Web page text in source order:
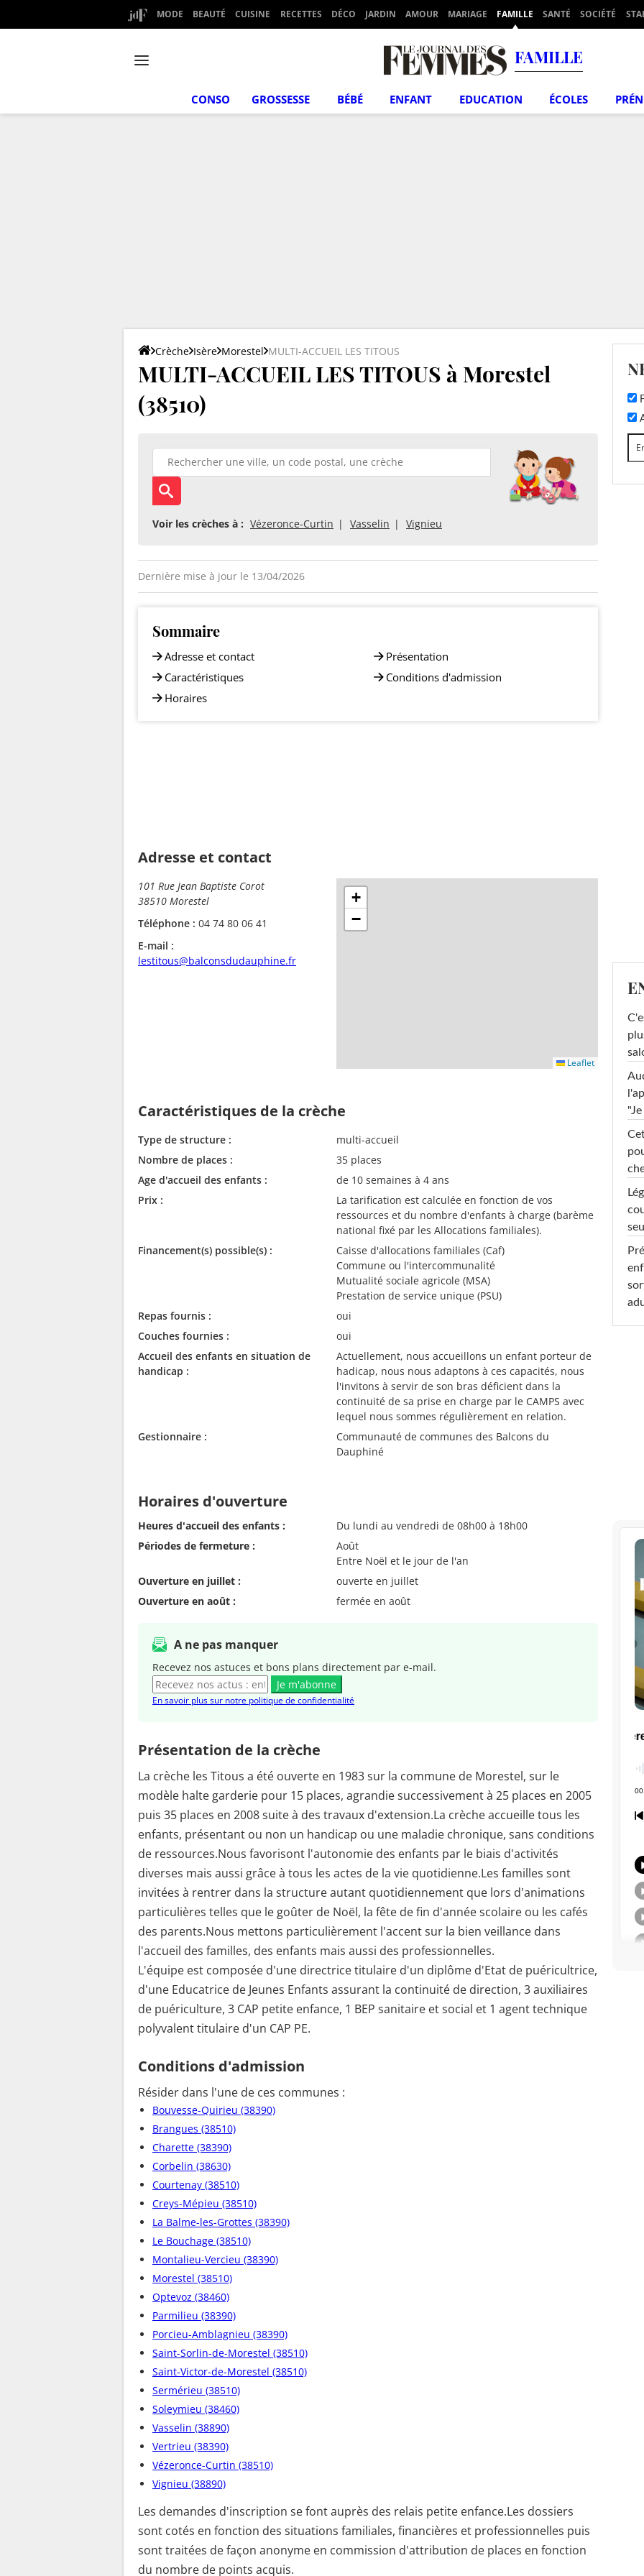
MODE BEAUTÉ CUISINE RECETTES DÉCO JARDIN AMOUR MARIAGE FAMILLE SANTÉ SOCIÉTÉ
FAMILLE
CONSO GROSSESSE BÉBÉ ENFANT EDUCATION ÉCOLES
Crèche Isère Morestel MULTI-ACCUEIL LES TITOUS
MULTI-ACCUEIL LES TITOUS à Morestel
(38510)
Voir les crèches à : Vézeronce-Curtin Vasselin Vignieu
Dernière mise à jour le 13/04/2026
Sommaire
Adresse et contact
Caractéristiques
Horaires
Présentation
Conditions d'admission
Adresse et contact
101 Rue Jean Baptiste Corot
38510 Morestel
Téléphone : 04 74 80 06 41
E-mail :
lestitous@balconsdudauphine.fr
+
−
Leaflet
Caractéristiques de la crèche
Type de structure :
multi-accueil
Nombre de places :
35 places
Age d'accueil des enfants :
de 10 semaines à 4 ans
Prix :
La tarification est calculée en fonction de vos
ressources et du nombre d'enfants à charge (barème
national fixé par les Allocations familiales).
Financement(s) possible(s) :
Caisse d'allocations familiales (Caf)
Commune ou l'intercommunalité
Mutualité sociale agricole (MSA)
Prestation de service unique (PSU)
Repas fournis :
oui
Couches fournies :
oui
Accueil des enfants en situation de
handicap :
Actuellement, nous accueillons un enfant porteur de
hadicap, nous nous adaptons à ces capacités, nous
l'invitons à servir de son bras déficient dans la
continuité de sa prise en charge par le CAMPS avec
lequel nous sommes régulièrement en relation.
Gestionnaire :
Communauté de communes des Balcons du
Dauphiné
Horaires d'ouverture
Heures d'accueil des enfants :
Du lundi au vendredi de 08h00 à 18h00
Périodes de fermeture :
Août
Entre Noël et le jour de l'an
Ouverture en juillet :
ouverte en juillet
Ouverture en août :
fermée en août
A ne pas manquer
Recevez nos astuces et bons plans directement par e-mail.
Je m'abonne
En savoir plus sur notre politique de confidentialité
Présentation de la crèche
La crèche les Titous a été ouverte en 1983 sur la commune de Morestel, sur le
modèle halte garderie pour 15 places, agrandie successivement à 25 places en 2005
puis 35 places en 2008 suite à des travaux d'extension.La crèche accueille tous les
enfants, présentant ou non un handicap ou une maladie chronique, sans conditions
de ressources.Nous favorisont l'autonomie des enfants par le biais d'activités
diverses mais aussi grâce à tous les actes de la vie quotidienne.Les familles sont
invitées à rentrer dans la structure autant quotidiennement que lors d'animations
particulières telles que le goûter de Noël, la fête de fin d'année scolaire ou les cafés
des parents.Nous mettons particulièrement l'accent sur la bien veillance dans
l'accueil des familles, des enfants mais aussi des professionnelles.
L'équipe est composée d'une directrice titulaire d'un diplôme d'Etat de puéricultrice,
d'une Educatrice de Jeunes Enfants assurant la continuité de direction, 3 auxiliaires
de puériculture, 3 CAP petite enfance, 1 BEP sanitaire et social et 1 agent technique
polyvalent titulaire d'un CAP PE.
Conditions d'admission
Résider dans l'une de ces communes :
Bouvesse-Quirieu (38390)
Brangues (38510)
Charette (38390)
Corbelin (38630)
Courtenay (38510)
Creys-Mépieu (38510)
La Balme-les-Grottes (38390)
Le Bouchage (38510)
Montalieu-Vercieu (38390)
Morestel (38510)
Optevoz (38460)
Parmilieu (38390)
Porcieu-Amblagnieu (38390)
Saint-Sorlin-de-Morestel (38510)
Saint-Victor-de-Morestel (38510)
Sermérieu (38510)
Soleymieu (38460)
Vasselin (38890)
Vertrieu (38390)
Vézeronce-Curtin (38510)
Vignieu (38890)
Les demandes d'inscription se font auprès des relais petite enfance.Les dossiers
sont cotés en fonction des situations familiales, financières et professionnelles puis
sont traitées de façon anonyme en commission d'attribution de places en fonction
du nombre de points acquis.